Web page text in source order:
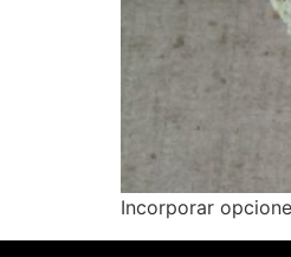
Incorporar